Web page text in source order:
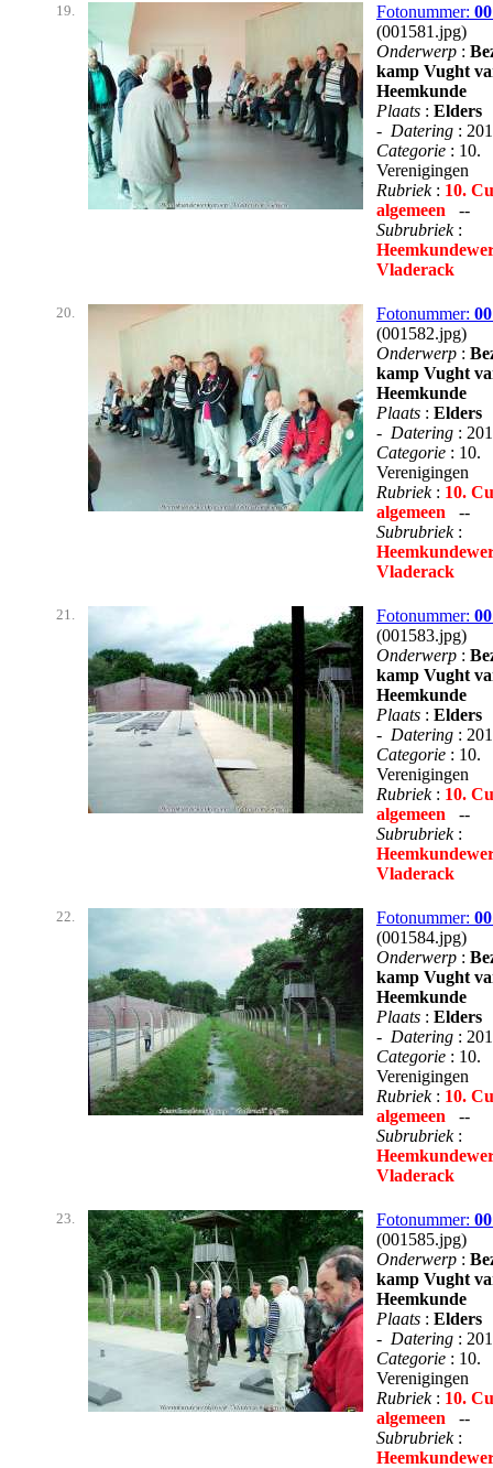
19. Fotonummer:
(001581.jpg)
Onderwerp :
kamp Vught
Heemkunde
Plaats : Elders
- Datering :
Categorie : 10.
Verenigingen
Rubriek : 10.
algemeen --
Subrubriek :
Vladerack
20. Fotonummer:
(001582.jpg)
Onderwerp :
kamp Vught
Heemkunde
Plaats : Elders
- Datering :
Categorie : 10.
Verenigingen
Rubriek : 10.
algemeen --
Subrubriek :
Vladerack
21. Fotonummer:
(001583.jpg)
Onderwerp :
kamp Vught
Heemkunde
Plaats : Elders
- Datering :
Categorie : 10.
Verenigingen
Rubriek : 10.
algemeen --
Subrubriek :
Vladerack
22. Fotonummer:
(001584.jpg)
Onderwerp :
kamp Vught
Heemkunde
Plaats : Elders
- Datering :
Categorie : 10.
Verenigingen
Rubriek : 10.
algemeen --
Subrubriek :
Vladerack
23. Fotonummer:
(001585.jpg)
Onderwerp :
kamp Vught
Heemkunde
Plaats : Elders
- Datering :
Categorie : 10.
Verenigingen
Rubriek : 10.
algemeen --
Subrubriek :